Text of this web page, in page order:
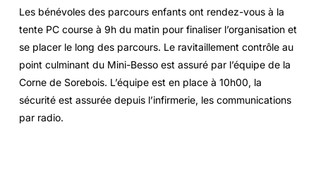
Les bénévoles des parcours enfants ont rendez-vous à la
tente PC course à 9h du matin pour finaliser l’organisation et
se placer le long des parcours. Le ravitaillement contrôle au
point culminant du Mini-Besso est assuré par l’équipe de la
Corne de Sorebois. L’équipe est en place à 10h00, la
sécurité est assurée depuis l’infirmerie, les communications
par radio.